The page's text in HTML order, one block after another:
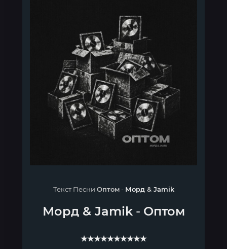
Текст Песни Оптом- Морд& Jamik
Морд& Jamik- Оптом
★★★★★★★★★★